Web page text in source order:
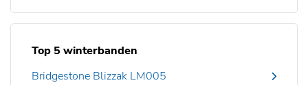
Top 5 winterbanden
Bridgestone Blizzak LM005